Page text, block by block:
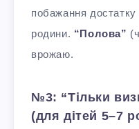
побажання достатку
родини. “Полова”
врожаю.
№3: “Тільки
(для дітей 5–7